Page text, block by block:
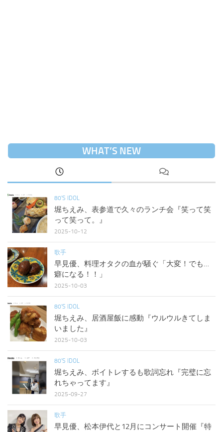
WHAT’S NEW
80'S IDOL
堀ちえみ、表参道で久々のランチ会『笑って笑
って笑って。』
2025-10-12
歌手
早見優、料理オタクの血が騒ぐ「大変！でも…
癖になる！！」
2025-10-03
80'S IDOL
堀ちえみ、居酒屋飯に感動『ウルウルきてしま
いました』
2025-10-03
80'S IDOL
堀ちえみ、ボイトレするも歌詞忘れ『完璧に忘
れちゃってます』
2025-09-27
歌手
早見優、松本伊代と12月にコンサート開催『特